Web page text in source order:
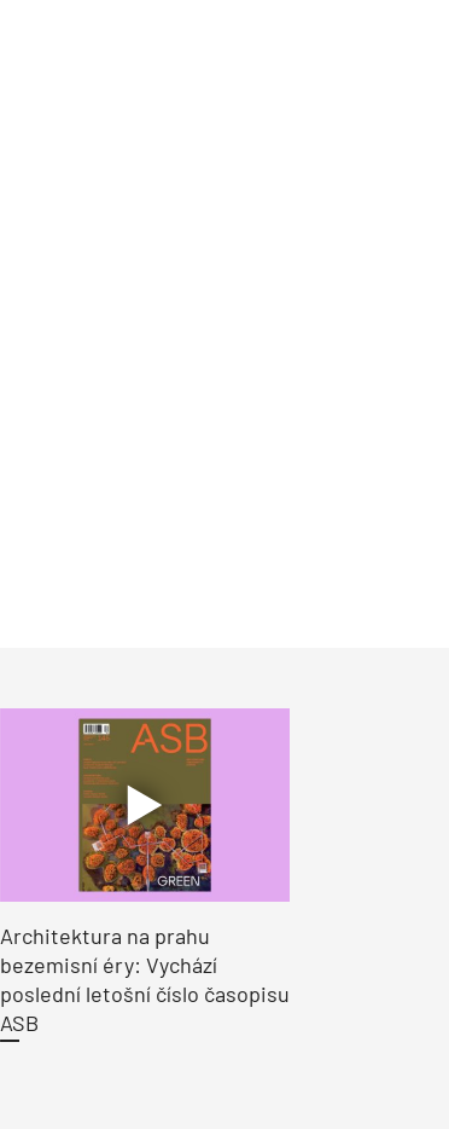
Architektura na prahu
bezemisní éry: Vychází
poslední letošní číslo časopisu
ASB